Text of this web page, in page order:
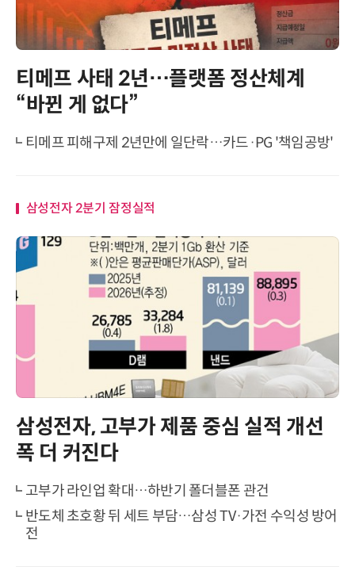
티메프 사태 2년…플랫폼 정산체계
“바뀐 게 없다”
티메프 피해구제 2년만에 일단락…카드·PG '책임공방'
삼성전자 2분기 잠정실적
삼성전자, 고부가 제품 중심 실적 개선
폭 더 커진다
고부가 라인업 확대…하반기 폴더블폰 관건
반도체 초호황 뒤 세트 부담…삼성 TV·가전 수익성 방어
전